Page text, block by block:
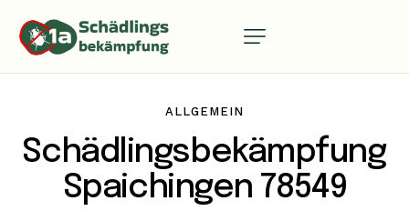
ALLGEMEIN
Schädlingsbekämpfung
Spaichingen 78549